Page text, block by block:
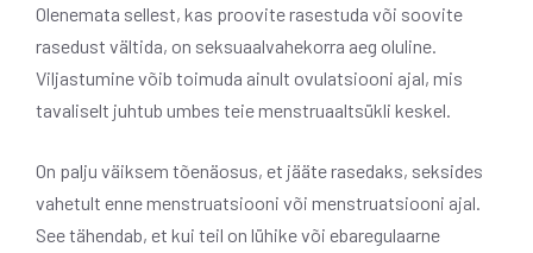
Olenemata sellest, kas proovite rasestuda või soovite
rasedust vältida, on seksuaalvahekorra aeg oluline.
Viljastumine võib toimuda ainult ovulatsiooni ajal, mis
tavaliselt juhtub umbes teie menstruaaltsükli keskel.
On palju väiksem tõenäosus, et jääte rasedaks, seksides
vahetult enne menstruatsiooni või menstruatsiooni ajal.
See tähendab, et kui teil on lühike või ebaregulaarne